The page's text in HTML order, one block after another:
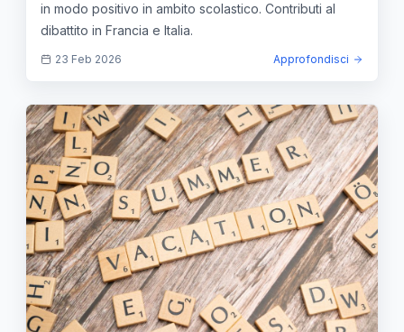
in modo positivo in ambito scolastico. Contributi al
dibattito in Francia e Italia.
23 Feb 2026 Approfondisci